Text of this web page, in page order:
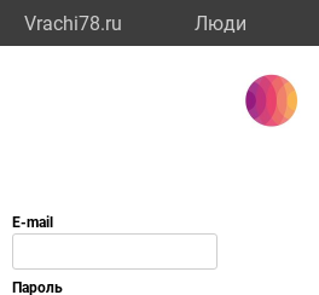
Vrachi78.ru Люди